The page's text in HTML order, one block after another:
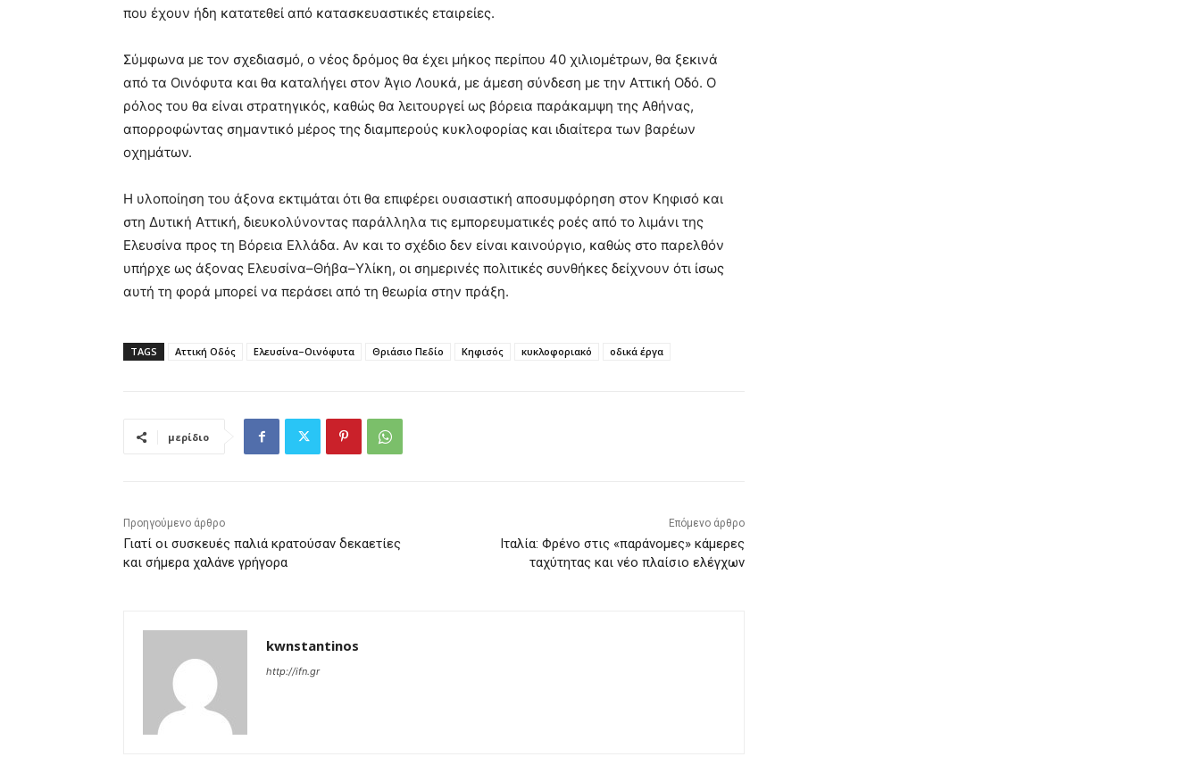
που έχουν ήδη κατατεθεί από κατασκευαστικές εταιρείες.
Σύμφωνα με τον σχεδιασμό, ο νέος δρόμος θα έχει μήκος περίπου 40 χιλιομέτρων, θα ξεκινά
από τα Οινόφυτα και θα καταλήγει στον Άγιο Λουκά, με άμεση σύνδεση με την Αττική Οδό. Ο
ρόλος του θα είναι στρατηγικός, καθώς θα λειτουργεί ως βόρεια παράκαμψη της Αθήνας,
απορροφώντας σημαντικό μέρος της διαμπερούς κυκλοφορίας και ιδιαίτερα των βαρέων
οχημάτων.
Η υλοποίηση του άξονα εκτιμάται ότι θα επιφέρει ουσιαστική αποσυμφόρηση στον Κηφισό και
στη Δυτική Αττική, διευκολύνοντας παράλληλα τις εμπορευματικές ροές από το λιμάνι της
Ελευσίνα προς τη Βόρεια Ελλάδα. Αν και το σχέδιο δεν είναι καινούργιο, καθώς στο παρελθόν
υπήρχε ως άξονας Ελευσίνα–Θήβα–Υλίκη, οι σημερινές πολιτικές συνθήκες δείχνουν ότι ίσως
αυτή τη φορά μπορεί να περάσει από τη θεωρία στην πράξη.
TAGS Αττική Οδός Ελευσίνα–Οινόφυτα Θριάσιο Πεδίο Κηφισός κυκλοφοριακό οδικά έργα
μερίδιο
Προηγούμενο άρθρο
Γιατί οι συσκευές παλιά κρατούσαν δεκαετίες
και σήμερα χαλάνε γρήγορα
Επόμενο άρθρο
Ιταλία: Φρένο στις «παράνομες» κάμερες
ταχύτητας και νέο πλαίσιο ελέγχων
kwnstantinos
http://ifn.gr